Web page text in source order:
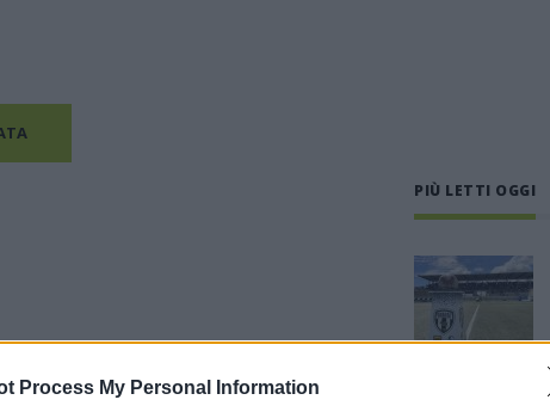
Process My Personal Information
PIÙ LETTI OGGI